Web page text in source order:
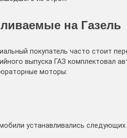
на Газель
покупатель часто стоит
выпуска ГАЗ комплектовал
моторы:
устанавливались